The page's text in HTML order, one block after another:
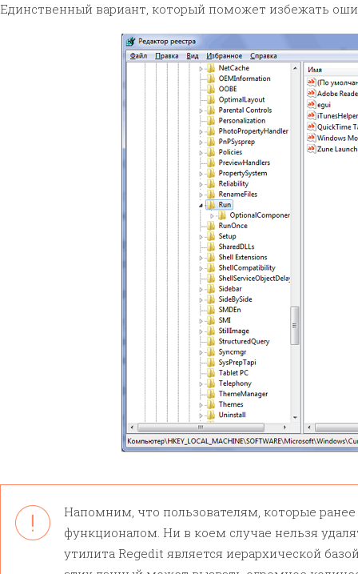
Единственный вариант, который поможет избежать
Напомним, что пользователям, которые
функционалом. Ни в коем случае нельзя
утилита Regedit является иерархической